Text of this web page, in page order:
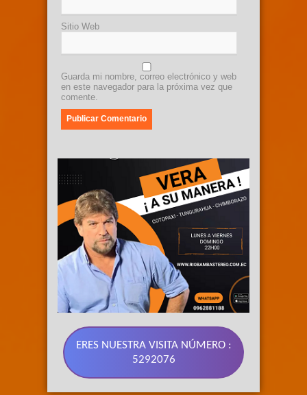
Sitio Web
Guarda mi nombre, correo electrónico y web
en este navegador para la próxima vez que
comente.
ERES NUESTRA VISITA NÚMERO :
5292076